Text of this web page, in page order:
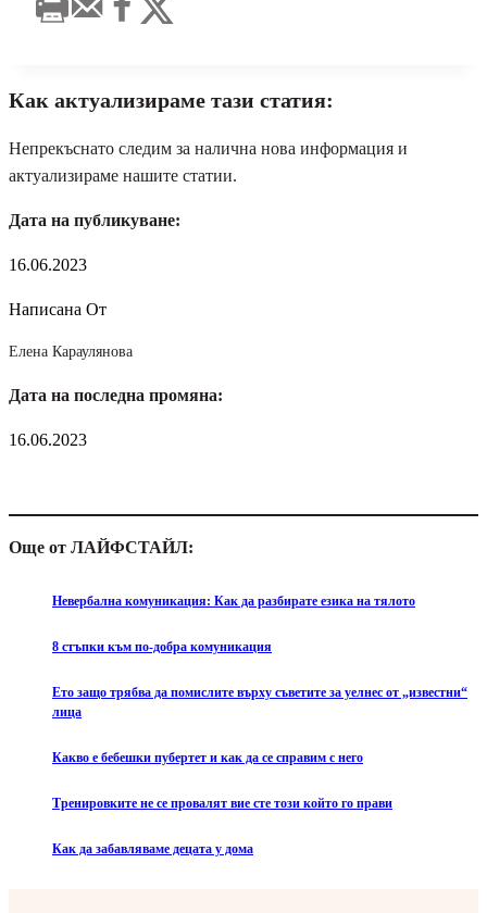
Как актуализираме тази статия:
Непрекъснато следим за налична нова информация и
актуализираме нашите статии.
Дата на публикуване:
16.06.2023
Написана От
Елена Караулянова
Дата на последна промяна:
16.06.2023
Още от ЛАЙФСТАЙЛ:
Невербална комуникация: Как да разбирате езика на тялото
8 стъпки към по-добра комуникация
Ето защо трябва да помислите върху съветите за уелнес от „известни“
лица
Какво е бебешки пубертет и как да се справим с него
Тренировките не се провалят вие сте този който го прави
Как да забавляваме децата у дома